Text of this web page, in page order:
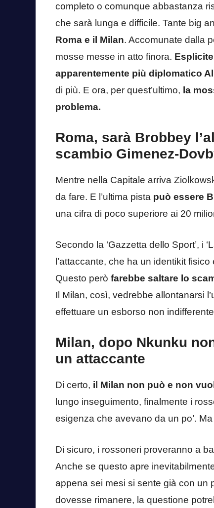
completo o comunque abbastanza
che sarà lunga e difficile. Tante big
Roma e il Milan. Accomunate dalla
mosse messe in atto finora.
apparentemente più diplomatico
di più. E ora, per quest’ultimo, la
problema.
Roma, sarà Brobbey
scambio Gimenez-
Mentre nella Capitale arriva
da fare. E l’ultima pista può essere
una cifra di poco superiore ai 20
Secondo la ‘Gazzetta dello Sport’, i
l’attaccante, che ha un identikit
Questo però farebbe saltare lo
Il Milan, così, vedrebbe allontanarsi
effettuare un esborso non
Milan, dopo Nkunku
un attaccante
Di certo, il Milan non può e non
lungo inseguimento, finalmente i
esigenza che avevano da un po’.
Di sicuro, i rossoneri proveranno a
Anche se questo apre
appena sei mesi si sente già con un
dovesse rimanere, la questione